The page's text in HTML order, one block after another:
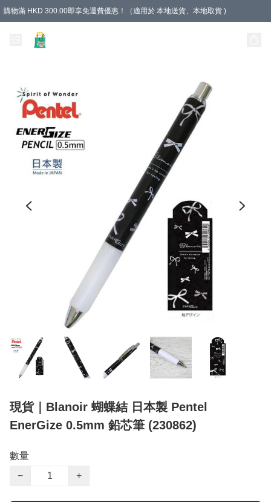
購物滿 HKD 300.00即享免運費優惠！（適用於 本地送貨、本地取貨 )
現貨｜Blanoir 蝴蝶結 日本製 Pentel
EnerGize 0.5mm 鉛芯筆 (230862)
數量
−
+